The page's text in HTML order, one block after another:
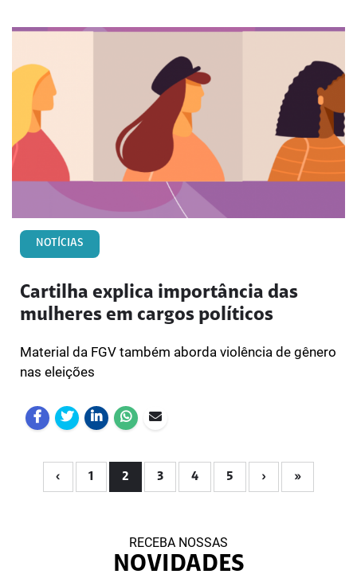
NOTÍCIAS
Cartilha explica importância das
mulheres em cargos políticos
Material da FGV também aborda violência de gênero
nas eleições
‹ 1 2 3 4 5 › »
RECEBA NOSSAS
NOVIDADES